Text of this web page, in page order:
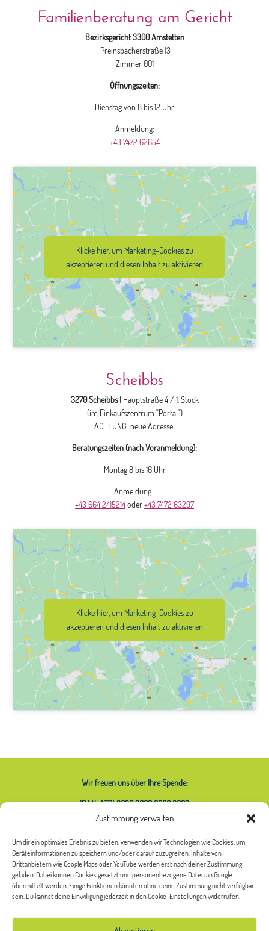
Zustimmung verwalten
Um dir ein optimales Erlebnis zu bieten, verwenden wir Technologien wie Cookies, um
Geräteinformationen zu speichern und/oder darauf zuzugreifen. Inhalte von
Drittanbietern wie Google Maps oder YouTube werden erst nach deiner Zustimmung
geladen. Dabei können Cookies gesetzt und personenbezogene Daten an Google
übermittelt werden. Einige Funktionen könnten ohne deine Zustimmung nicht verfügbar
sein. Du kannst deine Einwilligung jederzeit in den Cookie-Einstellungen widerrufen.
Familienberatung am Gericht
Bezirksgericht 3300 Amstetten
Preinsbacherstraße 13
Zimmer 001
Öffnungszeiten:
Dienstag von 8 bis 12 Uhr
Anmeldung:
+43 7472 62654
Klicke hier, um Marketing-Cookies zu
akzeptieren und diesen Inhalt zu aktivieren
Scheibbs
3270 Scheibbs| Hauptstraße 4 / 1. Stock
(im Einkaufszentrum "Portal")
ACHTUNG: neue Adresse!
Beratungszeiten (nach Voranmeldung):
Montag 8 bis 16 Uhr
Anmeldung:
+43 664 2415214oder+43 7472 63297
Klicke hier, um Marketing-Cookies zu
akzeptieren und diesen Inhalt zu aktivieren
Wir freuen uns über Ihre Spende:
IBAN: AT74 2020 2000 0000 2063
Was bedeutet das Sternchen bei
Frauen*?
Unsere frauenspezifischen Angebote richten sich an alle, die sich selbst als Frau*
verstehen oder als Frau* sozialisiert wurden. Das Sternchen bei Frauen*soll die
Vielfalt der möglichen Bedeutungen und Identitäten von Frauen* sichtbar